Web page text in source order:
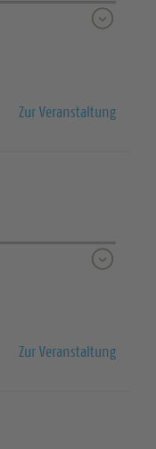
Zur Veranstaltung
Zur Veranstaltung